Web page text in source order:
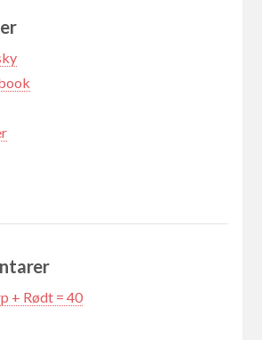
+ Rødt = 40